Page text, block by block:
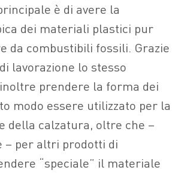
è di avere la
dei materiali plastici pur
da combustibili fossili. Grazie
lavorazione lo stesso
prendere la forma dei
modo essere utilizzato per la
della calzatura, oltre che –
– per altri prodotti di
“speciale” il materiale